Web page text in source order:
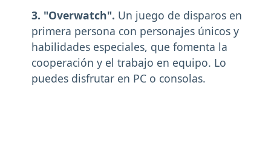
3. "Overwatch". Un juego de disparos en
primera persona con personajes únicos y
habilidades especiales, que fomenta la
cooperación y el trabajo en equipo. Lo
puedes disfrutar en PC o consolas.